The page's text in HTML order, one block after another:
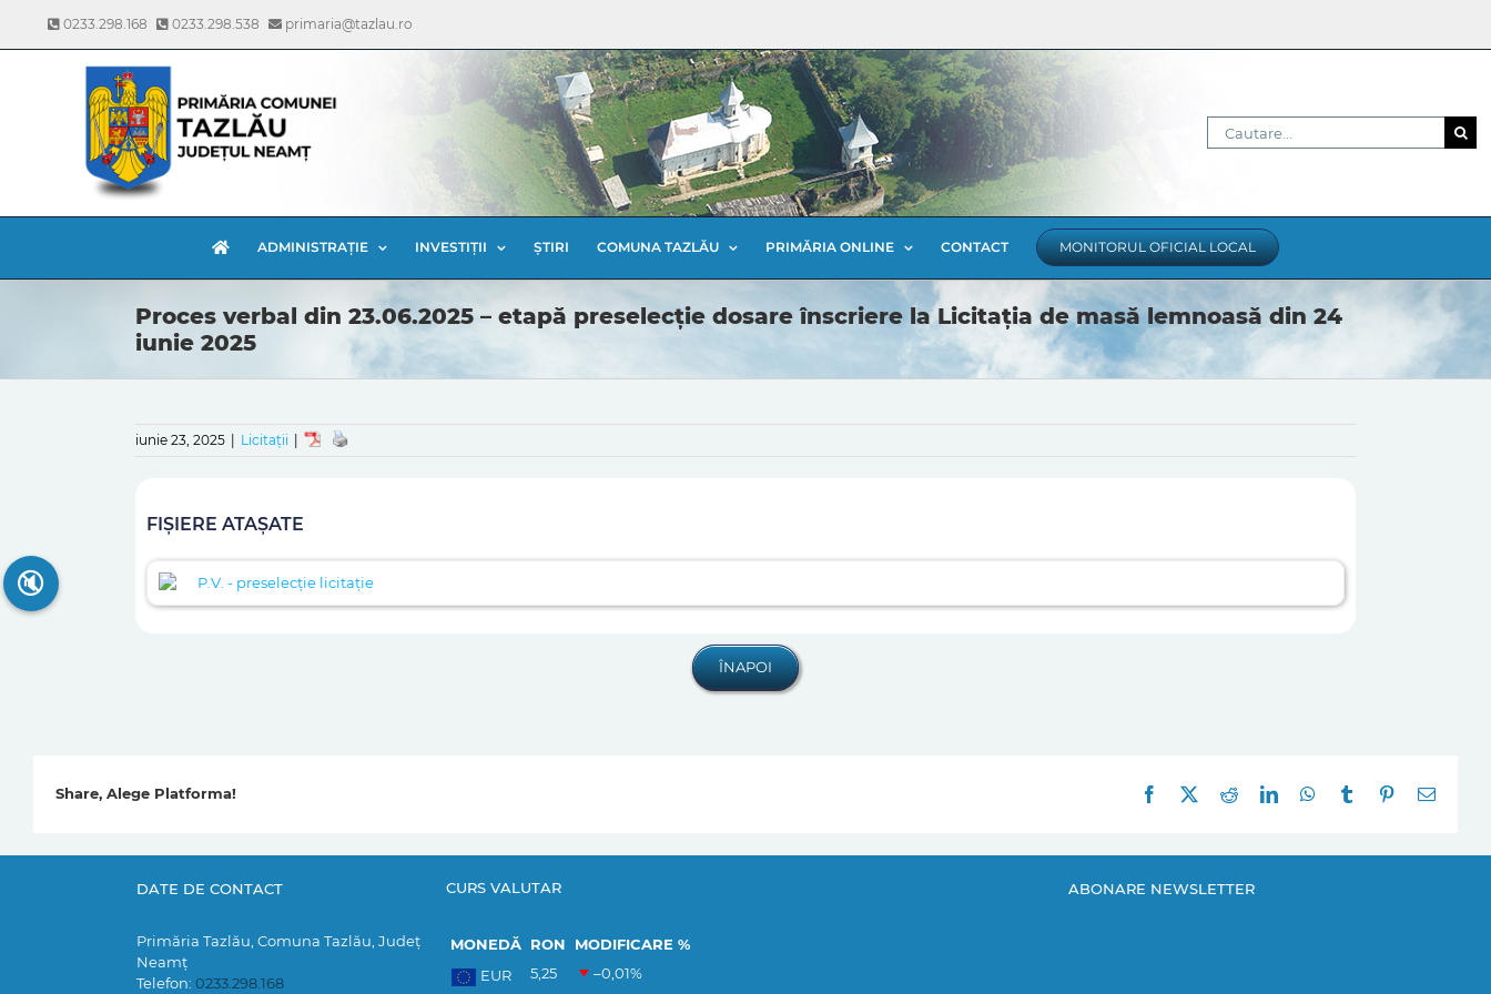
content
0233.298.168 0233.298.538 primaria@tazlau.ro
Cautare...
ADMINISTRAȚIE INVESTIȚII ȘTIRI COMUNA TAZLĂU PRIMĂRIA ONLINE CONTACT MONITORUL OFICIAL LOCAL
Proces verbal din 23.06.2025 – etapă preselecție dosare înscriere la Licitația de masă lemnoasă din 24
iunie 2025
iunie 23, 2025 Licitații
FIȘIERE ATAȘATE
P.V. - preselecție licitație
Share, Alege Platforma! Facebook RedditLinkedInWhatsApp
Tumblr Pinterest
E-
DATE DE CONTACT
Primăria Tazlău, Comuna Tazlău, Județ
Neamț
Telefon: 0233.298.168
CURS VALUTAR
MONEDĂ RON
MODIFICARE %
EUR
5,25 –0,01%
ABONARE NEWSLETTER
🔇